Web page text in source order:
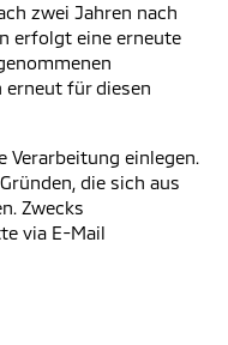
zwei Jahren nach
erfolgt eine erneute
erneut für diesen
Verarbeitung einlegen.
die sich aus
Zwecks
via E-Mail